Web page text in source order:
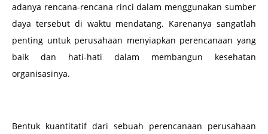
adanya rencana-rencana rinci dalam menggunakan sumber
daya tersebut di waktu mendatang. Karenanya sangatlah
penting untuk perusahaan menyiapkan perencanaan yang
baik dan hati-hati dalam membangun kesehatan
organisasinya.
Bentuk kuantitatif dari sebuah perencanaan perusahaan